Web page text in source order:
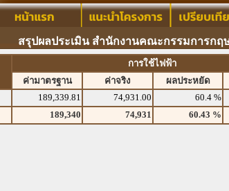
สรุปผลประเมิน สำนักงานคณะกรรมการกฤ
การใช้ไฟฟ้า
ค่ามาตรฐาน
ค่าจริง ผลประหยัด
189,339.81 74,931.00 60.4 %
189,340 74,931 60.43 %